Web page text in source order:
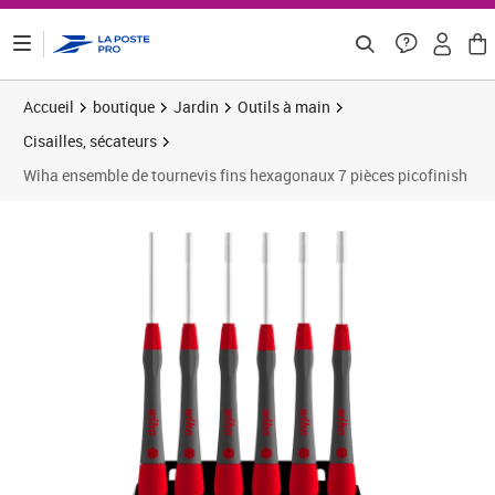
Accueil boutique Jardin
Outils à main
Cisailles, sécateurs
Wiha ensemble de tournevis fins hexagonaux 7 pièces picofinish